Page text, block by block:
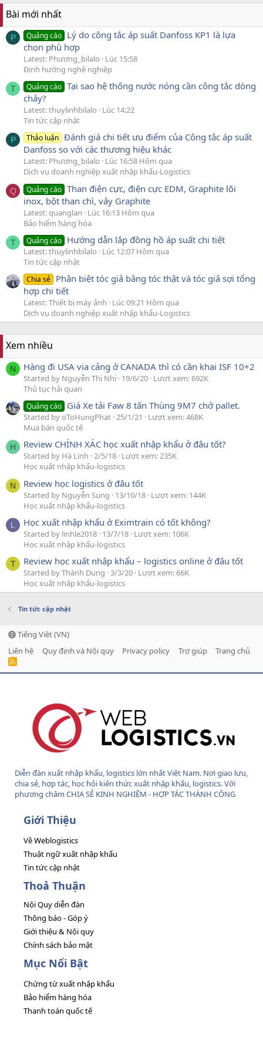
Bài mới nhất
P Quảng cáo Lý do công tắc áp suất Danfoss KP1 là lựa
chọn phù hợp
Latest: Phương_bilalo
Lúc 15:58
Định hướng nghề nghiệp
T Quảng cáo Tại sao hệ thống nước nóng cần công tắc dòng
chảy?
Latest: thuylinhbilalo
Lúc 14:22
Tin tức cập nhật
P Thảo luận Đánh giá chi tiết ưu điểm của Công tắc áp suất
Danfoss so với các thương hiệu khác
Latest: Phương_bilalo
Lúc 16:58 Hôm qua
Dịch vụ doanh nghiệp xuất nhập khẩu-Logistics
Q Quảng cáo Than điện cực, điện cực EDM, Graphite lõi
inox, bột than chì, vảy Graphite
Latest: quanglan
Lúc 16:13 Hôm qua
Bảo hiểm hàng hóa
T Quảng cáo Hướng dẫn lắp đồng hồ áp suất chi tiết
Latest: thuylinhbilalo
Lúc 12:07 Hôm qua
Tin tức cập nhật
Chia sẻ Phân biệt tóc giả bằng tóc thật và tóc giả sợi tổng
hợp chi tiết
Latest: Thiết bị máy ảnh
Lúc 09:21 Hôm qua
Dịch vụ doanh nghiệp xuất nhập khẩu-Logistics
Xem nhiều
N Hàng đi USA via cảng ở CANADA thì có cần khai ISF 10+2
Started by Nguyễn Thị Nhi 19/6/20 Lượt xem: 692K
Thủ tục hải quan
Quảng cáo Giá Xe tải Faw 8 tấn Thùng 9M7 chở pallet.
Started by oToHungPhat 25/1/21
Lượt xem: 468K
Mua bán quốc tế
H Review CHÍNH XÁC học xuất nhập khẩu ở đâu tốt?
Started by Hà Linh 2/5/18 Lượt xem: 235K
Học xuất nhập khẩu-logistics
N Review học logistics ở đâu tốt
Started by Nguyễn Sung 13/10/18 Lượt xem: 144K
Học xuất nhập khẩu-logistics
L Học xuất nhập khẩu ở Eximtrain có tốt không?
Started by linhle2018 13/7/18 Lượt xem: 106K
Học xuất nhập khẩu-logistics
T Review học xuất nhập khẩu – logistics online ở đâu tốt
Started by Thành Dung 3/3/20 Lượt xem: 66K
Học xuất nhập khẩu-logistics
Tin tức cập nhật
Tiếng Việt (VN)
Liên hệ
Quy định và Nội quy Privacy policy Trợ giúp Trang chủ
R
Diễn đàn xuất nhập khẩu, logistics lớn nhất Việt Nam. Nơi giao lưu,
chia sẻ, hợp tác, học hỏi kiến thức xuất nhập khẩu, logistics. Với
phương châm CHIA SẺ KINH NGHIỆM - HỢP TÁC THÀNH CÔNG
Giới Thiệu
Về Weblogistics
Thuật ngữ xuất nhập khẩu
Tin tức cập nhật
Thoả Thuận
Nội Quy diễn đàn
Thông báo - Góp ý
Giới thiệu & Nội quy
Chính sách bảo mật
Mục Nổi Bật
Chứng từ xuất nhập khẩu
Bảo hiểm hàng hóa
Thanh toán quốc tế